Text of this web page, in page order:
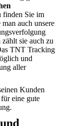
finden Sie im
auch unsere
sie auch zu
TNT Tracking
und
aller
Kunden
eine gute